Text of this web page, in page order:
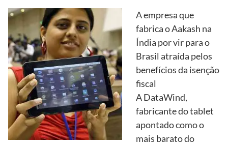
A empresa que
fabrica o Aakash na
Índia por vir para o
Brasil atraída pelos
benefícios da isenção
fiscal
A DataWind,
fabricante do tablet
apontado como o
mais barato do